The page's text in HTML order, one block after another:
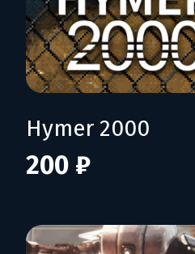
Hymer 2000
200 ₽